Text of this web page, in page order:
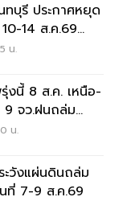
ทบุรี ประกาศหยุด
14 ส.ค.69
น.
งนี้ 8 ส.ค. เหนือ-
9 จว.ฝนถล่ม
น
น.
ะวังแผ่นดินถล่ม
ที่ 7-9 ส.ค.69